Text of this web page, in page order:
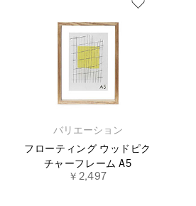
バリエーション
フローティング ウッドピク
チャーフレーム A5
￥2,497